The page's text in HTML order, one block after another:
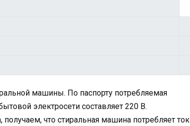
машины. По паспорту потребляемая
электросети составляет 220 В.
что стиральная машина потребляет ток